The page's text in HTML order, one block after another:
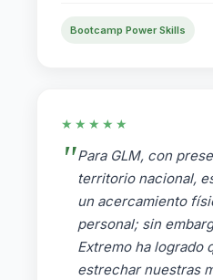
Bootcamp Power Skills
★★★★★
Para GLM, con
territorio nacional,
un acercamiento
personal; sin
Extremo ha logrado
estrechar nuestras